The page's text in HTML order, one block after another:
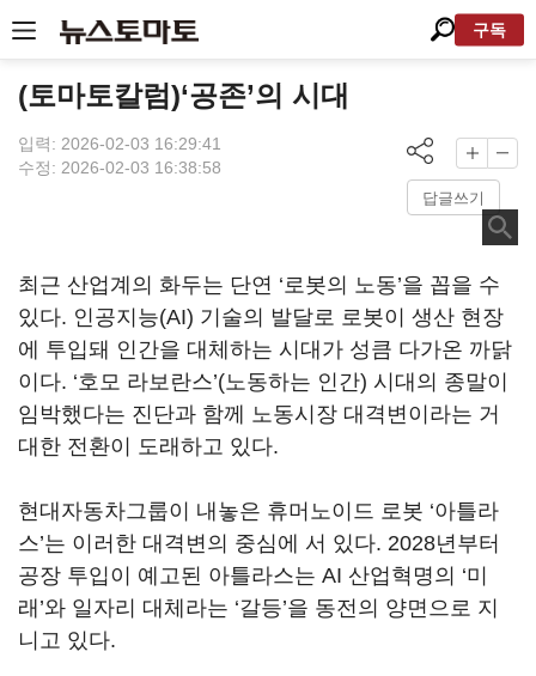
구독
(토마토칼럼)‘공존’의 시대
입력: 2026-02-03 16:29:41
수정: 2026-02-03 16:38:58
답글쓰기
최근 산업계의 화두는 단연 ‘로봇의 노동’을 꼽을 수
있다. 인공지능(AI) 기술의 발달로 로봇이 생산 현장
에 투입돼 인간을 대체하는 시대가 성큼 다가온 까닭
이다. ‘호모 라보란스’(노동하는 인간) 시대의 종말이
임박했다는 진단과 함께 노동시장 대격변이라는 거
대한 전환이 도래하고 있다.
현대자동차그룹이 내놓은 휴머노이드 로봇 ‘아틀라
스’는 이러한 대격변의 중심에 서 있다. 2028년부터
공장 투입이 예고된 아틀라스는 AI 산업혁명의 ‘미
래 ’와 일자리 대체라는 ‘갈등’을 동전의 양면으로 지
니고 있다.